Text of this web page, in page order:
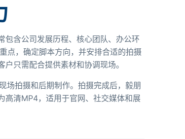
包含公司发展历程、核心团队、办公环
点，确定脚本方向，并安排合适的拍摄
只需配合提供素材和协调现场。
场拍摄和后期制作。拍摄完成后，毅朋
高清MP4，适用于官网、社交媒体和展